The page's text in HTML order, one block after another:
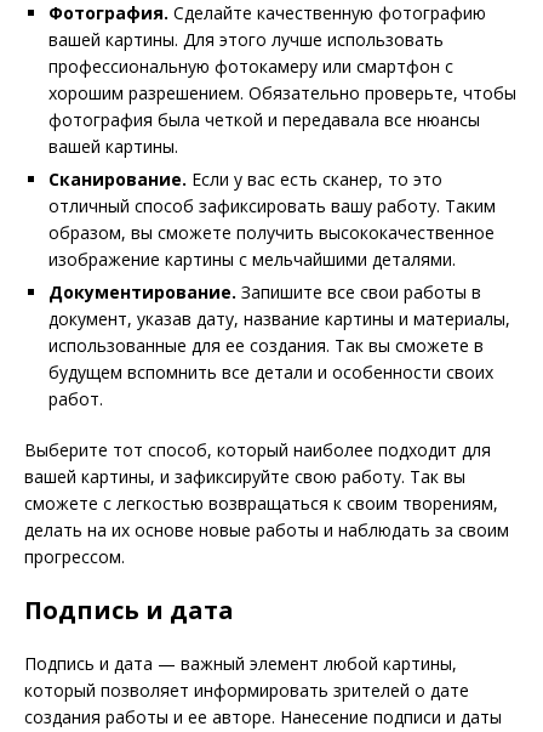
Фотография. Сделайте качественную фотографию
вашей картины. Для этого лучше использовать
профессиональную фотокамеру или смартфон с
хорошим разрешением. Обязательно проверьте, чтобы
фотография была четкой и передавала все нюансы
вашей картины.
Сканирование. Если у вас есть сканер, то это
отличный способ зафиксировать вашу работу. Таким
образом, вы сможете получить высококачественное
изображение картины с мельчайшими деталями.
Документирование. Запишите все свои работы в
документ, указав дату, название картины и материалы,
использованные для ее создания. Так вы сможете в
будущем вспомнить все детали и особенности своих
работ.
Выберите тот способ, который наиболее подходит для
вашей картины, и зафиксируйте свою работу. Так вы
сможете с легкостью возвращаться к своим творениям,
делать на их основе новые работы и наблюдать за своим
прогрессом.
Подпись и дата
Подпись и дата — важный элемент любой картины,
который позволяет информировать зрителей о дате
создания работы и ее авторе. Нанесение подписи и даты